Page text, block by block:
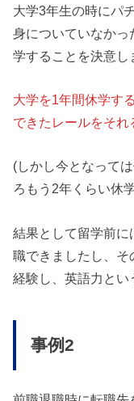
大学3年生の時にパ
身についていなかっ
学することを決意し
大学を1年間休学す
できたレールをそれ
(しかし今となって
ろもう2年くらい休
結果として留学前
職できましたし、そ
経験し、英語力とい
事例2